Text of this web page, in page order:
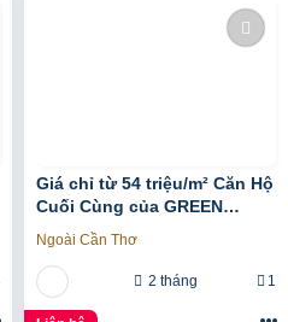
Giá chỉ từ 54 triệu/m² Căn Hộ
Cuối Cùng của GREEN
TOWN BÌNH TÂN
Ngoài Cần Thơ
2 tháng 1